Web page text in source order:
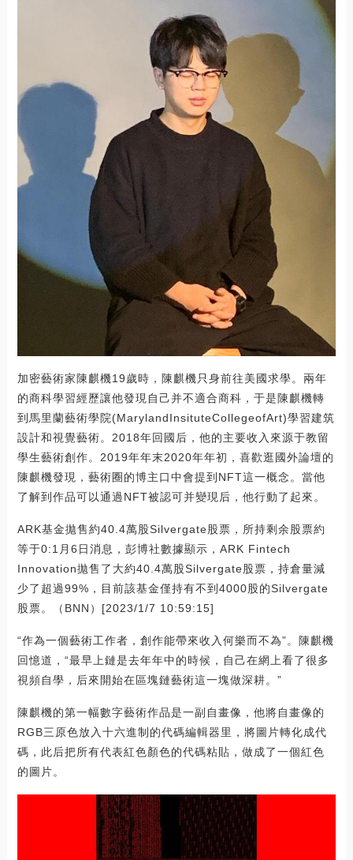
加密藝術家陳麒機19歲時，陳麒機只身前往美國求學。兩年
的商科學習經歷讓他發現自己并不適合商科，于是陳麒機轉
到馬里蘭藝術學院(MarylandInsituteCollegeofArt)學習建筑
設計和視覺藝術。2018年回國后，他的主要收入來源于教留
學生藝術創作。2019年年末2020年年初，喜歡逛國外論壇的
陳麒機發現，藝術圈的博主口中會提到NFT這一概念。當他
了解到作品可以通過NFT被認可并變現后，他行動了起來。
ARK基金拋售約40.4萬股Silvergate股票，所持剩余股票約
等于0:1月6日消息，彭博社數據顯示，ARK Fintech
Innovation拋售了大約40.4萬股Silvergate股票，持倉量減
少了超過99%，目前該基金僅持有不到4000股的Silvergate
股票。（BNN）[2023/1/7 10:59:15]
“作為一個藝術工作者，創作能帶來收入何樂而不為”。陳麒機
回憶道，“最早上鏈是去年年中的時候，自己在網上看了很多
視頻自學，后來開始在區塊鏈藝術這一塊做深耕。”
陳麒機的第一幅數字藝術作品是一副自畫像，他將自畫像的
RGB三原色放入十六進制的代碼編輯器里，將圖片轉化成代
碼，此后把所有代表紅色顏色的代碼粘貼，做成了一個紅色
的圖片。